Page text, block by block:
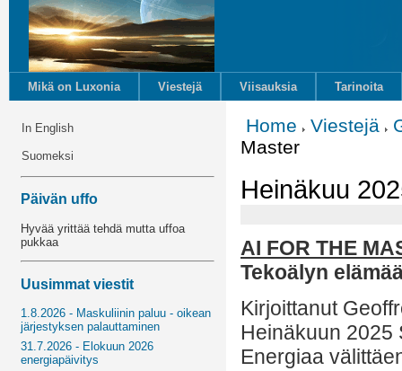
Mikä on Luxonia Viestejä Viisauksia Tarinoita
In English
Suomeksi
Päivän uffo
Hyvää yrittää tehdä mutta uffoa
pukkaa
Uusimmat viestit
1.8.2026 - Maskuliinin paluu - oikean
järjestyksen palauttaminen
31.7.2026 - Elokuun 2026
energiapäivitys
Home Viestejä
Master
Heinäkuu
AI FOR THE
Tekoälyn
Kirjoittanut
Heinäkuun 2025
Energiaa